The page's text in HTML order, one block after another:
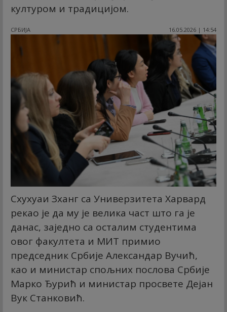
културом и традицијом.
СРБИЈА 16.05.2026 | 14:54
Схухуаи Зханг са Универзитета Харвард
рекао је да му је велика част што га је
данас, заједно са осталим студентима
овог факултета и МИТ примио
председник Србије Александар Вучић,
као и министар спољних послова Србије
Марко Ђурић и министар просвете Дејан
Вук Станковић.